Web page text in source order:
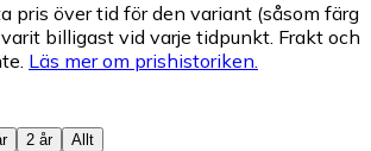
pris över tid för den variant (såsom färg
billigast vid varje tidpunkt. Frakt och
Läs mer om prishistoriken.
2 år Allt